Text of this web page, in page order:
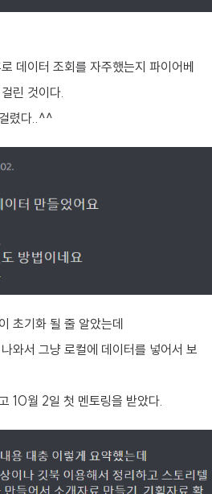
데이터 조회를 자주했는지 파이어베
린 것이다.
렸다..^^
초기화 될 줄 알았는데
와서 그냥 로컬에 데이터를 넣어서 보
10월 2일 첫 멘토링을 받았다.